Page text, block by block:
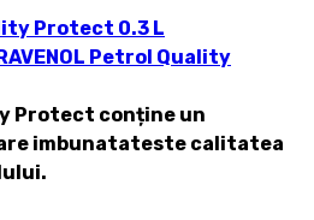
RAVENOL Petrol Quality
Protect conține un
imbunatateste calitatea